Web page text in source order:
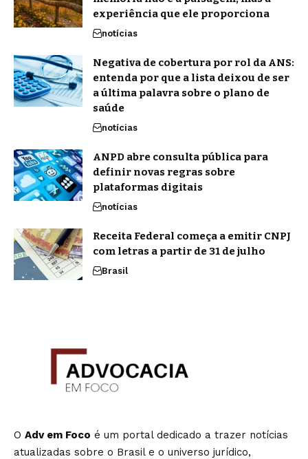
experiência que ele proporciona
notícias
Negativa de cobertura por rol da ANS:
entenda por que a lista deixou de ser
a última palavra sobre o plano de
saúde
notícias
ANPD abre consulta pública para
definir novas regras sobre
plataformas digitais
notícias
Receita Federal começa a emitir CNPJ
com letras a partir de 31 de julho
Brasil
O Adv em Foco é um portal dedicado a trazer notícias
atualizadas sobre o Brasil e o universo jurídico,